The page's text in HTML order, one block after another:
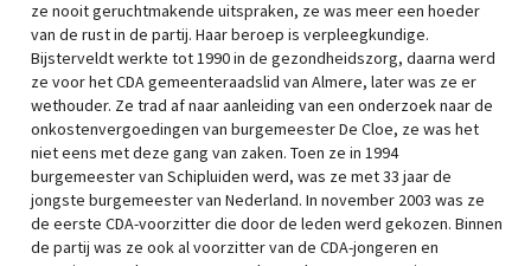
ze nooit geruchtmakende uitspraken, ze was meer een hoeder
van de rust in de partij. Haar beroep is verpleegkundige.
Bijsterveldt werkte tot 1990 in de gezondheidszorg, daarna werd
ze voor het CDA gemeenteraadslid van Almere, later was ze er
wethouder. Ze trad af naar aanleiding van een onderzoek naar de
onkostenvergoedingen van burgemeester De Cloe, ze was het
niet eens met deze gang van zaken. Toen ze in 1994
burgemeester van Schipluiden werd, was ze met 33 jaar de
jongste burgemeester van Nederland. In november 2003 was ze
de eerste CDA-voorzitter die door de leden werd gekozen. Binnen
de partij was ze ook al voorzitter van de CDA-jongeren en